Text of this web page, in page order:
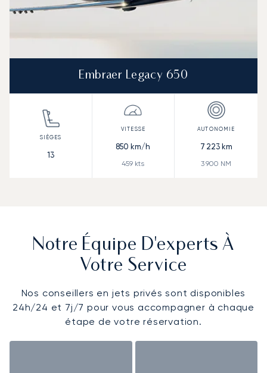
Embraer Legacy 650
13
850 km/h
459 kts
7 223km
3 900 NM
Notre Équipe D'experts À
Votre Service
Nos conseillers en jets privés sont disponibles
24h/24 et 7j/7 pour vous accompagner à chaque
étape de votre réservation.